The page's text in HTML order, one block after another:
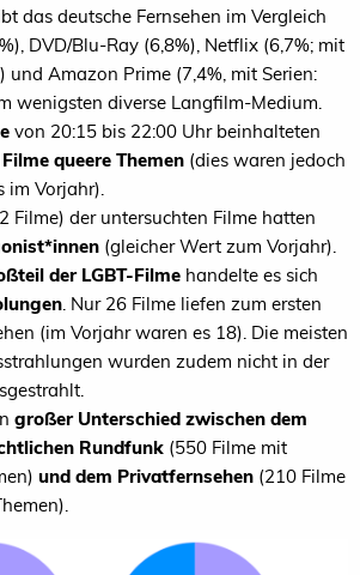
das deutsche Fernsehen im Vergleich
DVD/Blu-Ray (6,8%), Netflix (6,7%; mit
und Amazon Prime (7,4%, mit Serien:
wenigsten diverse Langfilm-Medium.
von 20:15 bis 22:00 Uhr beinhalteten
queere Themen (dies waren jedoch
im Vorjahr).
Filme) der untersuchten Filme hatten
(gleicher Wert zum Vorjahr).
der LGBT-Filme handelte es sich
. Nur 26 Filme liefen zum ersten
(im Vorjahr waren es 18). Die meisten
wurden zudem nicht in der
großer Unterschied zwischen dem
Rundfunk (550 Filme mit
und dem Privatfernsehen (210 Filme